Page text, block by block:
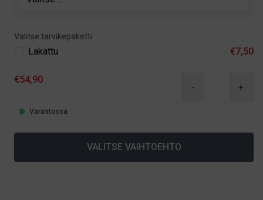
Valitse tarvikepaketti
Lakattu €7,50
€54,90
- +
Varastossa
VALITSE VAIHTOEHTO